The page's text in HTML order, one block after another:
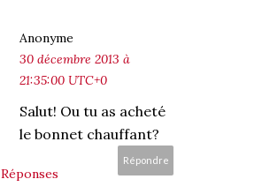
Anonyme
30 décembre 2013 à
21:35:00 UTC+0
Salut! Ou tu as acheté
le bonnet chauffant?
Répondre
Réponses